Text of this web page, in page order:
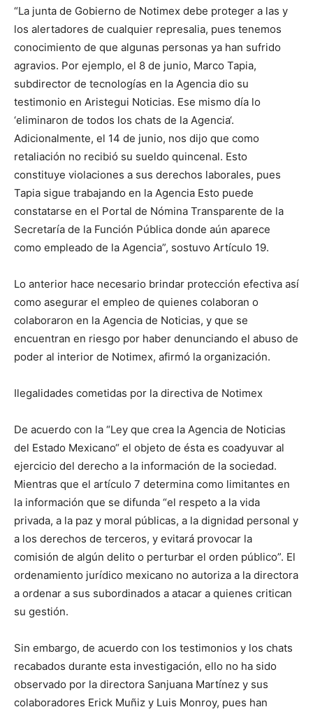
“La junta de Gobierno de Notimex debe proteger a las y
los alertadores de cualquier represalia, pues tenemos
conocimiento de que algunas personas ya han sufrido
agravios. Por ejemplo, el 8 de junio, Marco Tapia,
subdirector de tecnologías en la Agencia dio su
testimonio en Aristegui Noticias. Ese mismo día lo
‘eliminaron de todos los chats de la Agencia‘.
Adicionalmente, el 14 de junio, nos dijo que como
retaliación no recibió su sueldo quincenal. Esto
constituye violaciones a sus derechos laborales, pues
Tapia sigue trabajando en la Agencia Esto puede
constatarse en el Portal de Nómina Transparente de la
Secretaría de la Función Pública donde aún aparece
como empleado de la Agencia”, sostuvo Artículo 19.
Lo anterior hace necesario brindar protección efectiva así
como asegurar el empleo de quienes colaboran o
colaboraron en la Agencia de Noticias, y que se
encuentran en riesgo por haber denunciando el abuso de
poder al interior de Notimex, afirmó la organización.
Ilegalidades cometidas por la directiva de Notimex
De acuerdo con la “Ley que crea la Agencia de Noticias
del Estado Mexicano“ el objeto de ésta es coadyuvar al
ejercicio del derecho a la información de la sociedad.
Mientras que el artículo 7 determina como limitantes en
la información que se difunda “el respeto a la vida
privada, a la paz y moral públicas, a la dignidad personal y
a los derechos de terceros, y evitará provocar la
comisión de algún delito o perturbar el orden público”. El
ordenamiento jurídico mexicano no autoriza a la directora
a ordenar a sus subordinados a atacar a quienes critican
su gestión.
Sin embargo, de acuerdo con los testimonios y los chats
recabados durante esta investigación, ello no ha sido
observado por la directora Sanjuana Martínez y sus
colaboradores Erick Muñiz y Luis Monroy, pues han